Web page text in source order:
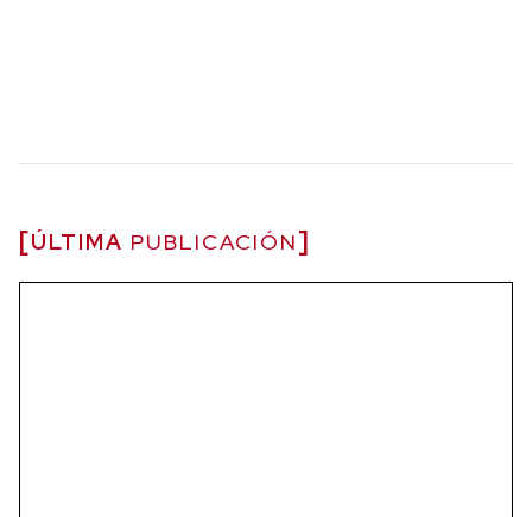
ÚLTIMA PUBLICACIÓN